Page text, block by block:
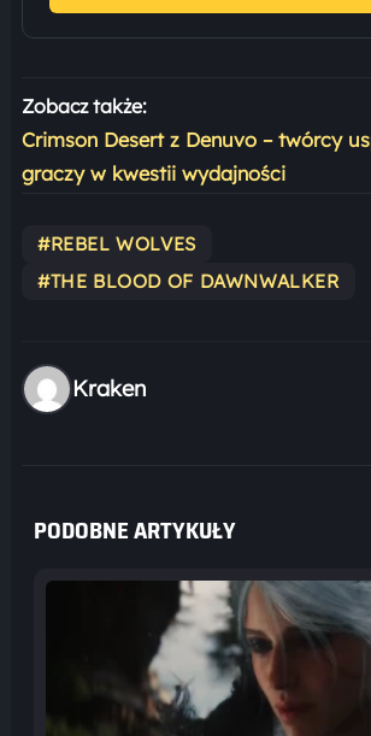
Zobacz także:
Crimson Desert z Denuvo – twórcy
graczy w kwestii wydajności
#REBEL WOLVES
#THE BLOOD OF DAWNWALKER
Kraken
PODOBNE ARTYKUŁY